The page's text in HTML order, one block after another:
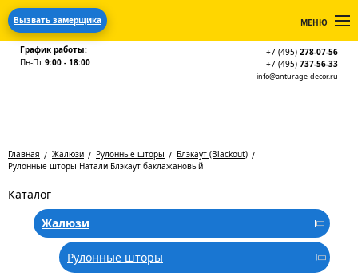
Вызвать замерщика МЕНЮ
График работы:
Пн-Пт 9:00 - 18:00
+7 (495) 278-07-56
+7 (495) 737-56-33
info@anturage-decor.ru
Главная Жалюзи Рулонные шторы
Блэкаут (Blackout)
Рулонные шторы Натали Блэкаут баклажановый
Каталог
Жалюзи
Рулонные шторы